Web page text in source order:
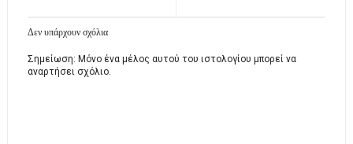
Δεν υπάρχουν σχόλια
Σημείωση: Μόνο ένα μέλος αυτού του ιστολογίου μπορεί να
αναρτήσει σχόλιο.